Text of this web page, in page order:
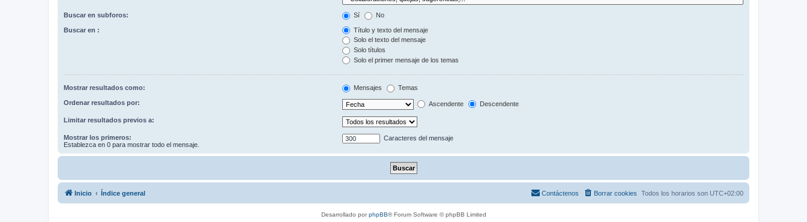
Buscar en subforos: Sí No
Buscar en :
Título y texto del mensaje
Solo el texto del mensaje
Solo títulos
Solo el primer mensaje de los temas
Mostrar resultados como: Mensajes Temas
Ordenar resultados por: Ascendente Descendente
Limitar resultados previos a:
Mostrar los primeros:
Establezca en 0 para mostrar todo el mensaje.
Caracteres del mensaje
Inicio Índice general Todos los horarios son UTC+02:00
Borrar cookies
Contáctenos
Desarrollado porphpBB® Forum Software © phpBB Limited